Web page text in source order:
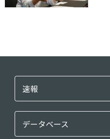
速報
データベース